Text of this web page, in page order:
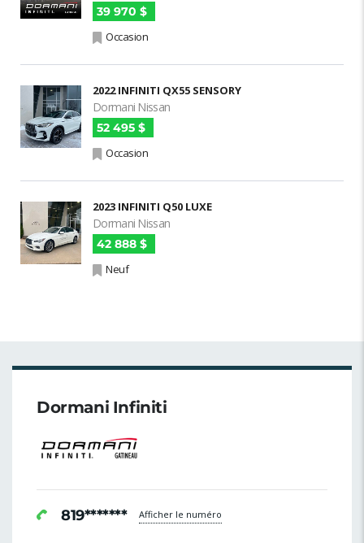
39 970 $
Occasion
2022 INFINITI QX55 SENSORY
Dormani Nissan
52 495 $
Occasion
2023 INFINITI Q50 LUXE
Dormani Nissan
42 888 $
Neuf
Dormani Infiniti
819******* Afficher le numéro